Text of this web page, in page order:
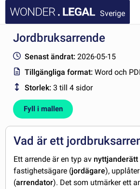
Sverige
STARTSIDA
DOKUMENT
FAQ
MITT KONTO
Jordbruksarrende
Senast ändrat: 2026-05-15
Tillgängliga format:Word och
Storlek: 3 till 4 sidor
Fyll i mallen
Vad är ett
Ett arrende är en typ av nyttjanderätt
fastighetsägare (jordägare),
(arrendator). Det som utmärker ett